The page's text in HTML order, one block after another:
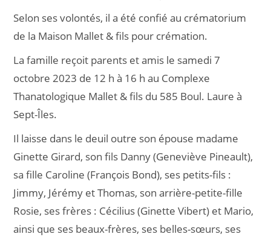
Selon ses volontés, il a été confié au crématorium
de la Maison Mallet & fils pour crémation.
La famille reçoit parents et amis le samedi 7
octobre 2023 de 12 h à 16 h au Complexe
Thanatologique Mallet & fils du 585 Boul. Laure à
Sept-Îles.
Il laisse dans le deuil outre son épouse madame
Ginette Girard, son fils Danny (Geneviève Pineault),
sa fille Caroline (François Bond), ses petits-fils :
Jimmy, Jérémy et Thomas, son arrière-petite-fille
Rosie, ses frères : Cécilius (Ginette Vibert) et Mario,
ainsi que ses beaux-frères, ses belles-sœurs, ses